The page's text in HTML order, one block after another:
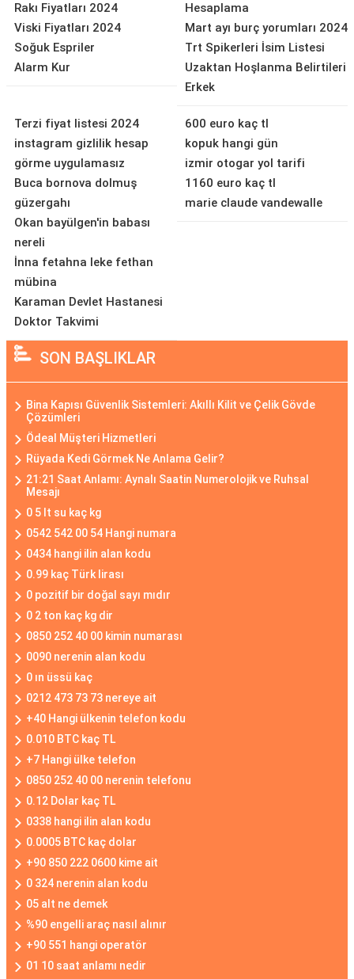
Rakı Fiyatları 2024
Viski Fiyatları 2024
Soğuk Espriler
Alarm Kur
Hesaplama
Mart ayı burç yorumları 2024
Trt Spikerleri İsim Listesi
Uzaktan Hoşlanma Belirtileri
Erkek
Terzi fiyat listesi 2024
instagram gizlilik hesap
görme uygulamasız
Buca bornova dolmuş
güzergahı
Okan bayülgen'in babası
nereli
İnna fetahna leke fethan
mübina
Karaman Devlet Hastanesi
Doktor Takvimi
600 euro kaç tl
kopuk hangi gün
izmir otogar yol tarifi
1160 euro kaç tl
marie claude vandewalle
SON BAŞLIKLAR
Bina Kapısı Güvenlik Sistemleri: Akıllı Kilit ve Çelik Gövde
Çözümleri
Ödeal Müşteri Hizmetleri
Rüyada Kedi Görmek Ne Anlama Gelir?
21:21 Saat Anlamı: Aynalı Saatin Numerolojik ve Ruhsal
Mesajı
0 5 lt su kaç kg
0542 542 00 54 Hangi numara
0434 hangi ilin alan kodu
0.99 kaç Türk lirası
0 pozitif bir doğal sayı mıdır
0 2 ton kaç kg dir
0850 252 40 00 kimin numarası
0090 nerenin alan kodu
0 ın üssü kaç
0212 473 73 73 nereye ait
+40 Hangi ülkenin telefon kodu
0.010 BTC kaç TL
+7 Hangi ülke telefon
0850 252 40 00 nerenin telefonu
0.12 Dolar kaç TL
0338 hangi ilin alan kodu
0.0005 BTC kaç dolar
+90 850 222 0600 kime ait
0 324 nerenin alan kodu
05 alt ne demek
%90 engelli araç nasıl alınır
+90 551 hangi operatör
01 10 saat anlamı nedir